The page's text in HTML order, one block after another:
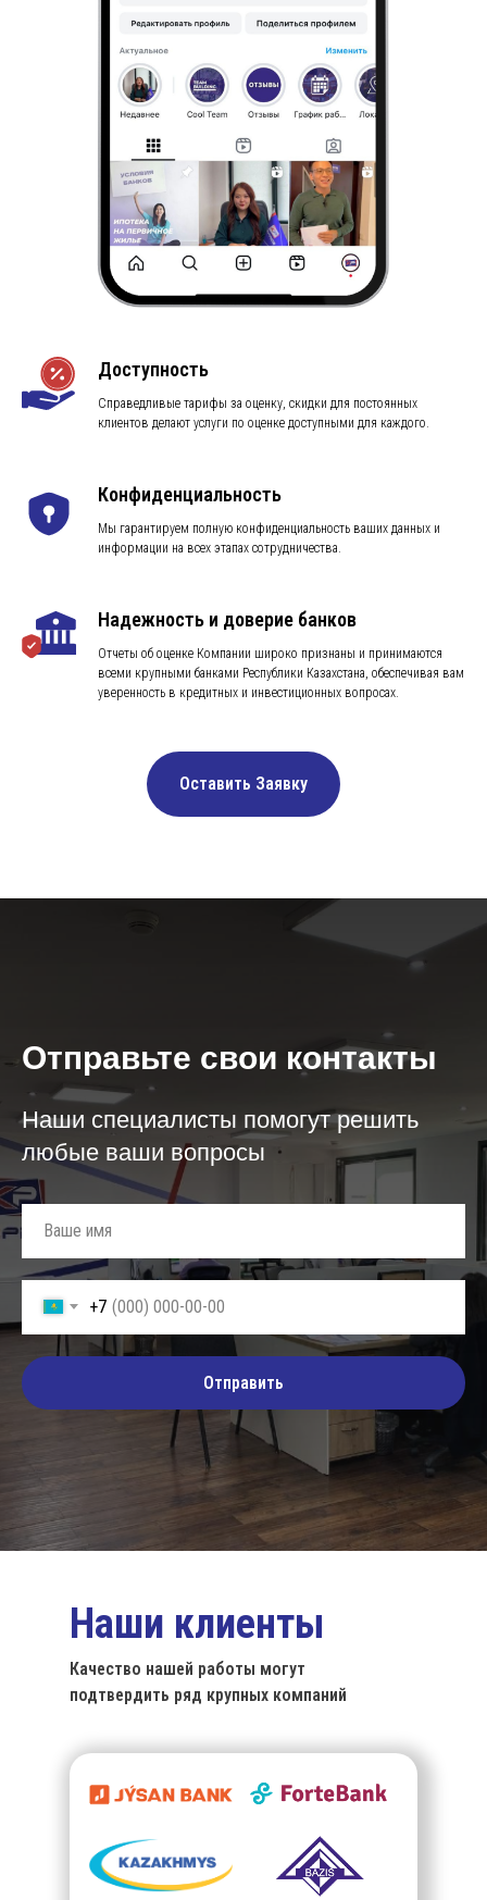
Доступность
Справедливые тарифы за оценку, скидки для постоянных
клиентов делают услуги по оценке доступными для каждого.
Конфиденциальность
Мы гарантируем полную конфиденциальность ваших данных и
информации на всех этапах сотрудничества.
Надежность и доверие банков
Отчеты об оценке Компании широко признаны и принимаются
всеми крупными банками Республики Казахстана, обеспечивая вам
уверенность в кредитных и инвестиционных вопросах.
Оставить Заявку
Отправьте свои контакты
Наши специалисты помогут решить
любые ваши вопросы
+7
Отправить
Наши клиенты
Качество нашей работы могут
подтвердить ряд крупных компаний